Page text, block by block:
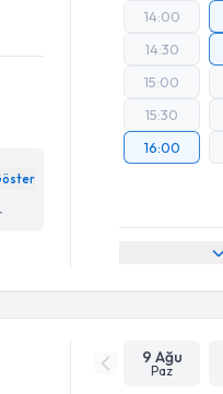
14:00
14:30
15:00
15:30
16:00
9 Ağu
Paz